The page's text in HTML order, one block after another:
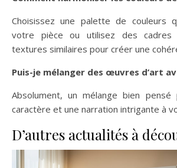
Choisissez une palette de couleurs
votre pièce ou utilisez des
textures similaires pour créer une
Puis-je mélanger des œuvres d’art
Absolument, un mélange bien
caractère et une narration intrigante à
D’autres actualités à